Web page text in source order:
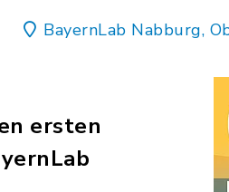
BayernLab Nabburg,
ersten